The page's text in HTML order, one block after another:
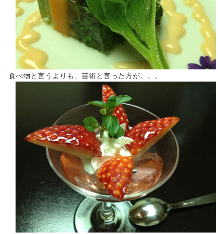
食べ物と言うよりも、芸術と言った方が。。。